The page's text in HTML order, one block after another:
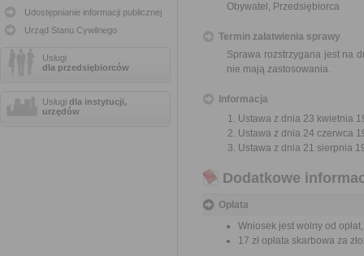
Udostępnianie informacji publicznej
Urząd Stanu Cywilnego
Usługi
dla przedsiębiorców
Usługi dla instytucji,
urzędów
Obywatel, Przedsiębiorca
Termin załatwienia sprawy
Sprawa rozstrzygana jest na
nie mają zastosowania.
Informacja
Ustawa z dnia 23 kwietnia
Ustawa z dnia 24 czerwca
Ustawa z dnia 21 sierpnia
Dodatkowe
Opłata
Wniosek jest wolny od opłat,
17 zł opłata skarbowa za